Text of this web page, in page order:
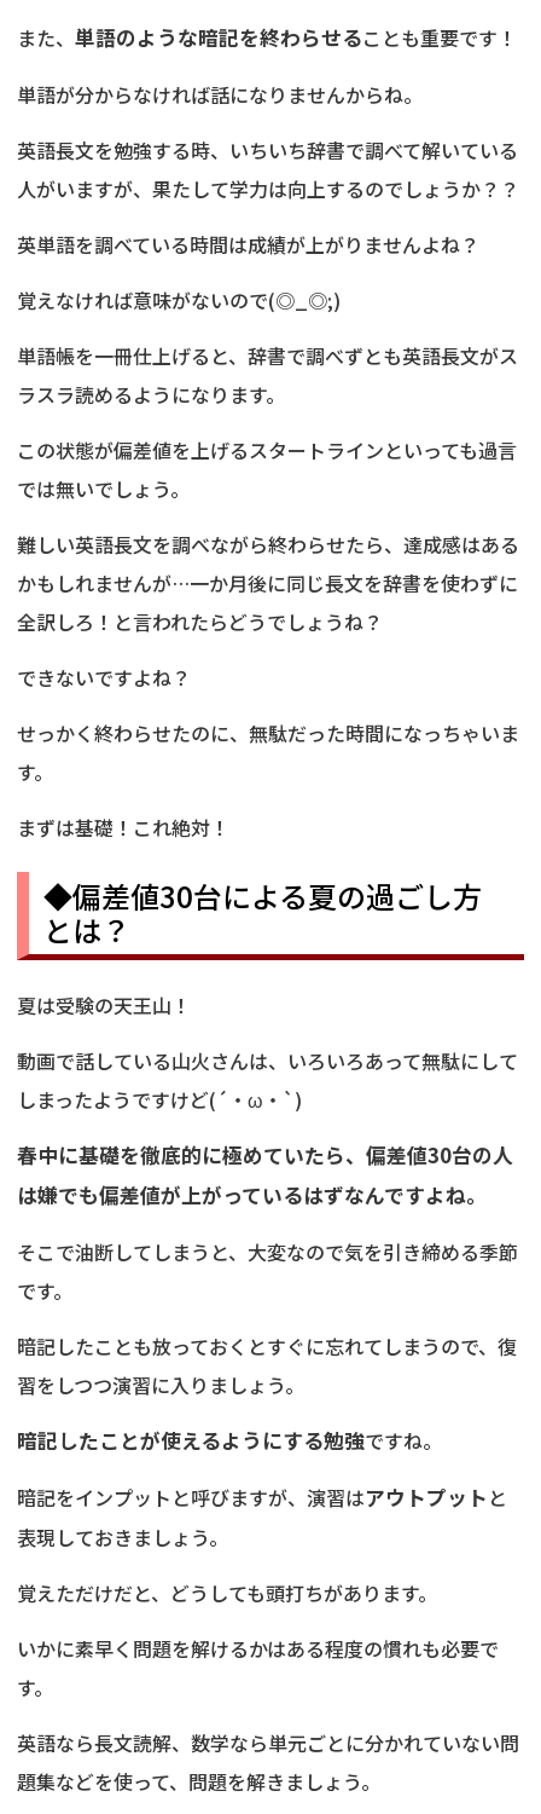
また、 単語のような暗記を終わらせることも重要です！
単語が分からなければ話になりませんからね。
英語長文を勉強する時、いちいち辞書で調べて解いている
人がいますが、果たして学力は向上するのでしょうか？？
英単語を調べている時間は成績が上がりませんよね？
覚えなければ意味がないので(◎_◎;)
単語帳を一冊仕上げると、辞書で調べずとも英語長文がス
ラスラ読めるようになります。
この状態が偏差値を上げるスタートラインといっても過言
では無いでしょう。
難しい英語長文を調べながら終わらせたら、達成感はある
かもしれませんが…一か月後に同じ長文を辞書を使わずに
全訳しろ！と言われたらどうでしょうね？
できないですよね？
せっかく終わらせたのに、無駄だった時間になっちゃいま
す。
まずは基礎！これ絶対！
◆偏差値30台による夏の過ごし方
とは？
夏は受験の天王山！
動画で話している山火さんは、いろいろあって無駄にして
しまったようですけど(´・ω・`)
春中に基礎を徹底的に極めていたら、偏差値30台の人
は嫌でも偏差値が上がっているはずなんですよね。
そこで油断してしまうと、大変なので気を引き締める季節
です。
暗記したことも放っておくとすぐに忘れてしまうので、復
習をしつつ演習に入りましょう。
暗記したことが使えるようにする勉強ですね。
暗記をインプットと呼びますが、演習はアウトプット と
表現しておきましょう。
覚えただけだと、どうしても頭打ちがあります。
いかに素早く問題を解けるかはある程度の慣れも必要で
す。
英語なら長文読解、数学なら単元ごとに分かれていない問
題集などを使って、問題を解きましょう。